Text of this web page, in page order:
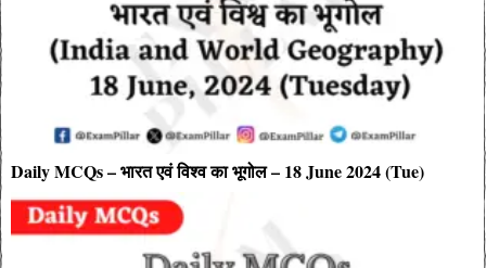
Daily MCQs – भारत एवं विश्व का भूगोल – 18 June 2024 (Tue)